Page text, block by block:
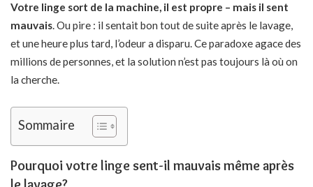
Votre linge sort de la machine, il est propre – mais il sent
mauvais. Ou pire : il sentait bon tout de suite après le lavage,
et une heure plus tard, l’odeur a disparu. Ce paradoxe agace des
millions de personnes, et la solution n’est pas toujours là où on
la cherche.
Sommaire
Pourquoi votre linge sent-il mauvais même après